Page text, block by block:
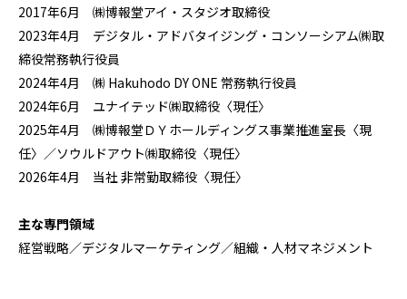
2017年6月 ㈱博報堂アイ・スタジオ取締役
2023年4月 デジタル・アドバタイジング・コンソーシアム㈱取
締役常務執行役員
2024年4月 ㈱ Hakuhodo DY ONE 常務執行役員
2024年6月 ユナイテッド㈱取締役〈現任〉
2025年4月 ㈱博報堂ＤＹホールディングス事業推進室長〈現
任〉／ソウルドアウト㈱取締役〈現任〉
2026年4月 当社 非常勤取締役〈現任〉
主な専門領域
経営戦略／デジタルマーケティング／組織・人材マネジメント